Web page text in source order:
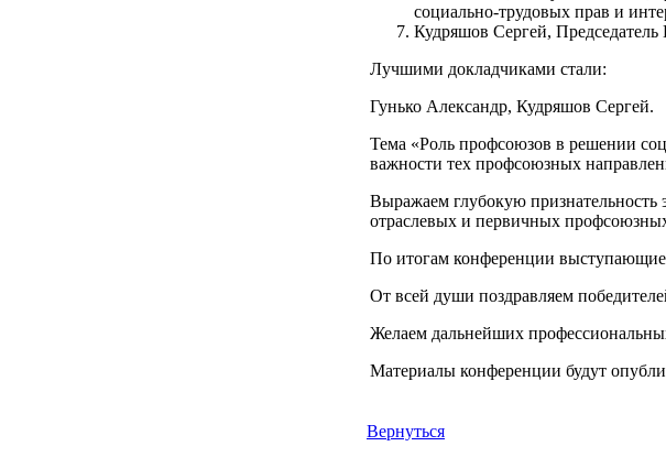
социально-трудовых прав и
Кудряшов Сергей,
Лучшими докладчиками стали:
Гунько Александр, Кудряшов Сергей.
Тема «Роль профсоюзов в решении
важности тех профсоюзных
Выражаем глубокую
отраслевых и первичных
По итогам конференции
От всей души поздравляем
Желаем дальнейших
Материалы конференции будут
Вернуться